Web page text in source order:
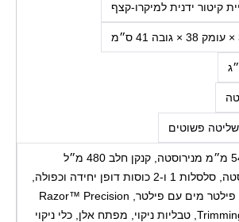
קיטור ידנית למיקרו-קצף
פשוטים
ידית 54 מ״מ מנירוסטה, קנקן חלב 480 מ״ל
מנירוסטה, סלסלות 1 ו-2 כוסות דופן יחידה וכפולה,
מחזיק פילטר מים עם פילטר, Razor™ Precision
Trimming Tool, טבליות ניקוי, מפתח אלן, כלי ניקוי